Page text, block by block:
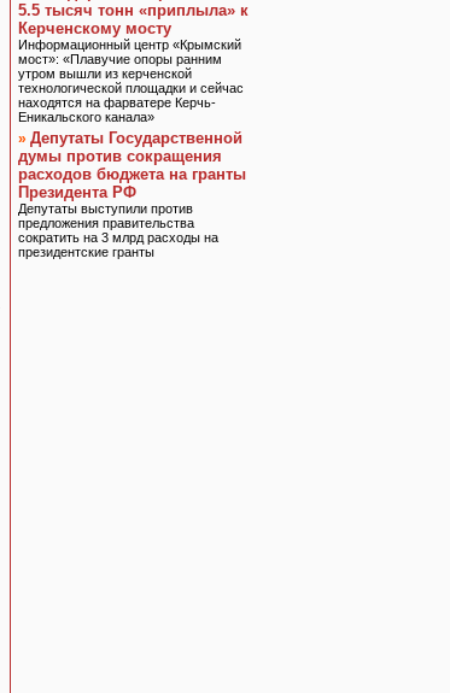
5.5 тысяч тонн «приплыла» к
Керченскому мосту
Информационный центр «Крымский
мост»: «Плавучие опоры ранним
утром вышли из керченской
технологической площадки и сейчас
находятся на фарватере Керчь-
Еникальского канала»
» Депутаты Государственной
думы против сокращения
расходов бюджета на гранты
Президента РФ
Депутаты выступили против
предложения правительства
сократить на 3 млрд расходы на
президентские гранты